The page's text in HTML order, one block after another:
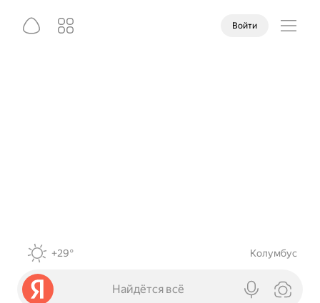
Войти
+29° Колумбус
Найдётся всё